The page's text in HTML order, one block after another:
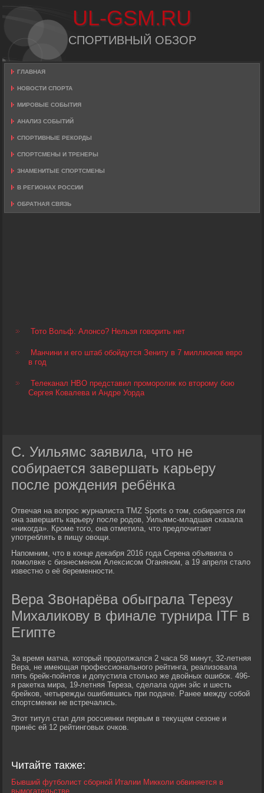
UL-GSM.RU
СПОРТИВНЫЙ ОБЗОР
ГЛАВНАЯ
НОВОСТИ СПОРТА
МИРОВЫЕ СОБЫТИЯ
АНАЛИЗ СОБЫТИЙ
СПОРТИВНЫЕ РЕКОРДЫ
СПОРТСМЕНЫ И ТРЕНЕРЫ
ЗНАМЕНИТЫЕ СПОРТСМЕНЫ
В РЕГИОНАХ РОССИИ
ОБРАТНАЯ СВЯЗЬ
Тото Вольф: Алонсо? Нельзя говорить нет
Манчини и его штаб обойдутся Зениту в 7 миллионов евро
в год
Телеканал HBO представил проморолик ко второму бою
Сергея Ковалева и Андре Уорда
С. Уильямс заявила, что не
собирается завершать карьеру
после рождения ребёнка
Отвечая на вопрос журналиста TMZ Sports о том, собирается ли
она завершить карьеру после родов, Уильямс-младшая сказала
«никогда». Кроме того, она отметила, что предпочитает
употреблять в пищу овощи.
Напомним, что в конце декабря 2016 года Серена объявила о
помолвке с бизнесменом Алексисом Оганяном, а 19 апреля стало
известно о её беременности.
Вера Звонарёва обыграла Терезу
Михаликову в финале турнира ITF в
Египте
За время матча, который продолжался 2 часа 58 минут, 32-летняя
Вера, не имеющая профессионального рейтинга, реализовала
пять брейк-пойнтов и допустила столько же двойных ошибок. 496-
я ракетка мира, 19-летняя Тереза, сделала один эйс и шесть
брейков, четырежды ошибившись при подаче. Ранее между собой
спортсменки не встречались.
Этот титул стал для россиянки первым в текущем сезоне и
принёс ей 12 рейтинговых очков.
Читайте также:
Бывший футболист сборной Италии Микколи обвиняется в
вымогательстве